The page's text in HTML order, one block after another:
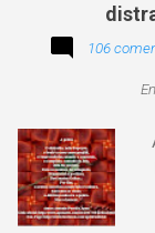
106